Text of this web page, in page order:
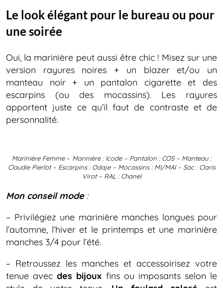
Le look élégant pour le bureau ou pour
une soirée
Oui, la marinière peut aussi être chic ! Misez sur une
version rayures noires + un blazer et/ou un
manteau noir + un pantalon cigarette et des
escarpins (ou des mocassins). Les rayures
apportent juste ce qu’il faut de contraste et de
personnalité.
Marinière Femme– Marinière : Icode – Pantalon : COS – Manteau :
Claudie Pierlot – Escarpins : Odaje – Mocassins : MI/MAI – Sac : Claris
Virot – RAL : Chanel
Mon conseil mode:
– Privilégiez une marinière manches longues pour
l’automne, l’hiver et le printemps et une marinière
manches 3/4 pour l’été.
– Retroussez les manches et accessoirisez votre
tenue avecdes bijoux fins ou imposants selon le